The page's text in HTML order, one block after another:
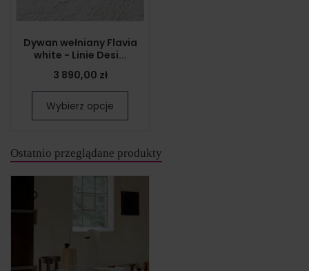
Dywan wełniany Flavia
white - Linie Desi...
3 890,00 zł
Wybierz opcje
Ostatnio przeglądane produkty